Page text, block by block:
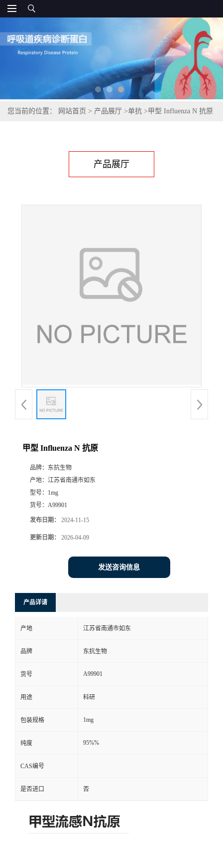
您当前的位置： 网站首页 > 产品展厅 >单抗 >甲型 Influenza N 抗原
产品展厅
甲型 Influenza N 抗原
品牌： 东抗生物
产地： 江苏省南通市如东
型号： 1mg
货号： A99901
发布日期： 2024-11-15
更新日期： 2026-04-09
发送咨询信息
产品详请
产地 江苏省南通市如东
品牌 东抗生物
货号 A99901
用途 科研
包装规格 1mg
纯度 95%%
CAS编号
是否进口 否